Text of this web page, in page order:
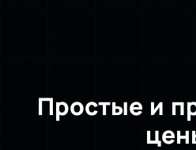
Простые и